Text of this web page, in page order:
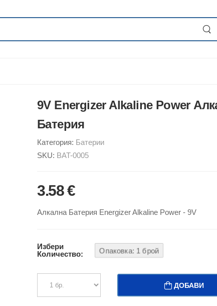
9V Energizer Alkaline Power
Батерия
Категория: Батерии
SKU: BAT-0005
3.58 €
Алкална Батерия Energizer Alkaline Power - 9V
Избери
Количество:
Опаковка: 1 брой
ДОБАВИ